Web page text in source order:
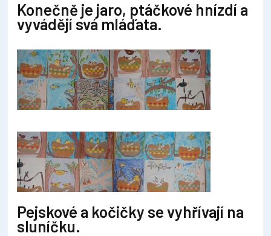
Konečně je jaro, ptáčkové hnízdí a
vyvádějí svá mláďata.
Pejskové a kočičky se vyhřívají na
sluníčku.